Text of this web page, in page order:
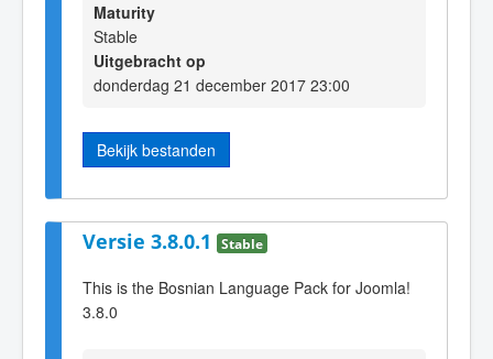
Maturity
Stable
Uitgebracht op
donderdag 21 december 2017 23:00
Bekijk bestanden
Versie 3.8.0.1 Stable
This is the Bosnian Language Pack for Joomla!
3.8.0